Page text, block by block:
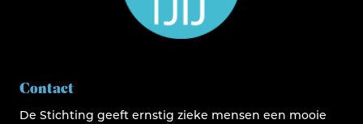
Contact
De Stichting geeft ernstig zieke mensen een mooie